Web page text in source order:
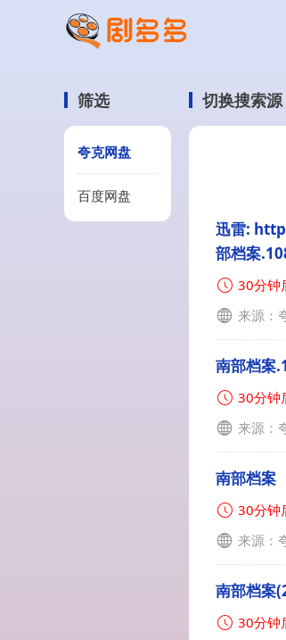
筛选
夸克网盘
百度网盘
切换搜索源
迅雷:
部档案
30分钟
来源：
南部档案
30分钟
来源：
南部档案
30分钟
来源：
南部档案
30分钟